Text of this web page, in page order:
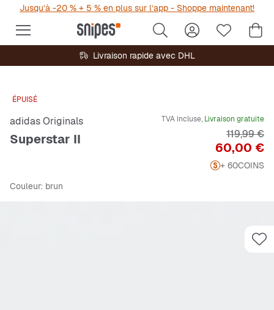
Jusqu’à -20 % + 5 % en plus sur l’app - Shoppe maintenant!
Livraison rapide avec DHL
ÉPUISÉ
adidas Originals
Superstar II
TVA incluse, Livraison gratuite
Prix
60,00 €
Prix
119,99 €
+ 60COINS
Couleur: brun